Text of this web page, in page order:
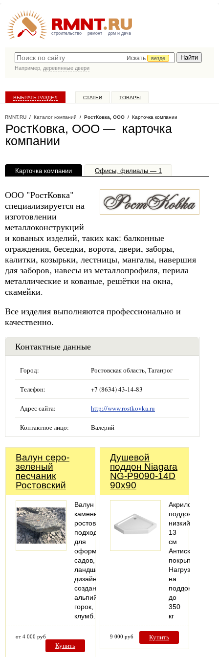
строительство ремонт дом и дача
Искать
везде
Например, деревянные двери
ВЫБРАТЬ РАЗДЕЛ СТАТЬИ ТОВАРЫ
RMNT.RU / Каталог компаний / РостКовка, ООО / Карточка компании
РостКовка, ООО — карточка
компании
Карточка компании Офисы, филиалы — 1
ООО "РостКовка"
специализируется на
изготовлении
металлоконструкций
и кованых изделий, таких как: балконные
ограждения, беседки, ворота, двери, заборы,
калитки, козырьки, лестницы, мангалы, навершия
для заборов, навесы из металлопрофиля, перила
металлические и кованые, решётки на окна,
скамейки.
Все изделия выполняются профессионально и
качественно.
Контактные данные
Город: Ростовская область, Таганрог
Телефон: +7 (8634) 43-14-83
Адрес сайта: http://www.rostkovka.ru
Контактное лицо: Валерий
Валун серо-
зеленый
песчаник
Ростовский
Валун
камень
ростовский
подходит
для
оформления
садов,
ландшафтного
дизайна,
создания
альпийских
горок,
клумб.
от 4 000 руб
Купить
Душевой
поддон Niagara
NG-P9090-14D
90x90
Акриловый
поддон,
низкий
13
см
покрытие
Нагрузка
на
поддон
до
350
кг
9 000 руб Купить